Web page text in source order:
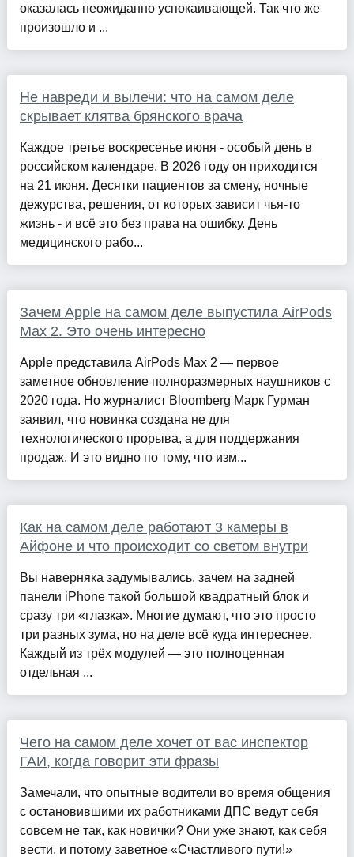
оказалась неожиданно успокаивающей. Так что же
произошло и ...
Не навреди и вылечи: что на самом деле
скрывает клятва брянского врача
Каждое третье воскресенье июня - особый день в
российском календаре. В 2026 году он приходится
на 21 июня. Десятки пациентов за смену, ночные
дежурства, решения, от которых зависит чья-то
жизнь - и всё это без права на ошибку. День
медицинского рабо...
Зачем Apple на самом деле выпустила AirPods
Max 2. Это очень интересно
Apple представила AirPods Max 2 — первое
заметное обновление полноразмерных наушников с
2020 года. Но журналист Bloomberg Марк Гурман
заявил, что новинка создана не для
технологического прорыва, а для поддержания
продаж. И это видно по тому, что изм...
Как на самом деле работают 3 камеры в
Айфоне и что происходит со светом внутри
Вы наверняка задумывались, зачем на задней
панели iPhone такой большой квадратный блок и
сразу три «глазка». Многие думают, что это просто
три разных зума, но на деле всё куда интереснее.
Каждый из трёх модулей — это полноценная
отдельная ...
Чего на самом деле хочет от вас инспектор
ГАИ, когда говорит эти фразы
Замечали, что опытные водители во время общения
с остановившими их работниками ДПС ведут себя
совсем не так, как новички? Они уже знают, как себя
вести, и потому заветное «Счастливого пути!»